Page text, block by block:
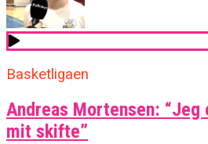
Basketligaen
Andreas Mortensen:
mit skifte”